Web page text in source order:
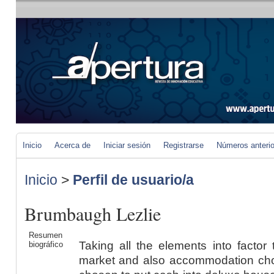
Inicio Acerca de Iniciar sesión Registrarse Números
Inicio > Perfil de usuario/a
Brumbaugh Lezlie
Resumen
biográfico
Taking all the elements into
market and also accommodation